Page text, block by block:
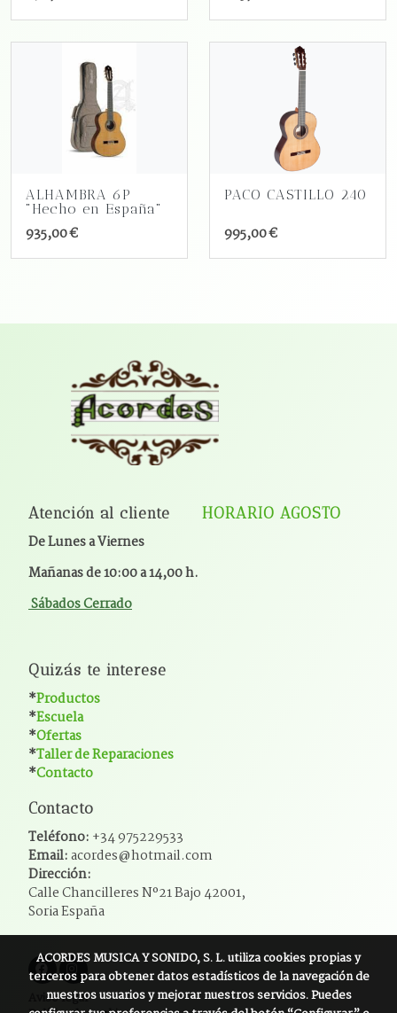
ALHAMBRA 6P
"Hecho en España"
935,00 €
PACO CASTILLO 240
995,00 €
Atención al cliente HORARIO AGOSTO
De Lunes a Viernes
Mañanas de 10:00 a 14,00 h.
Sábados Cerrado
Quizás te interese
*Productos
*Escuela
*Ofertas
*Taller de Reparaciones
*Contacto
Contacto
Teléfono: +34 975229533
Email:acordes@hotmail.com
Dirección:
Calle Chancilleres Nº21 Bajo 42001,
Soria España
Aviso legal
ACORDES MUSICA Y SONIDO, S. L.utiliza cookies propias y
terceros para obtener datos estadísticos de la navegación de
nuestros usuarios y mejorar nuestros servicios. Puedes